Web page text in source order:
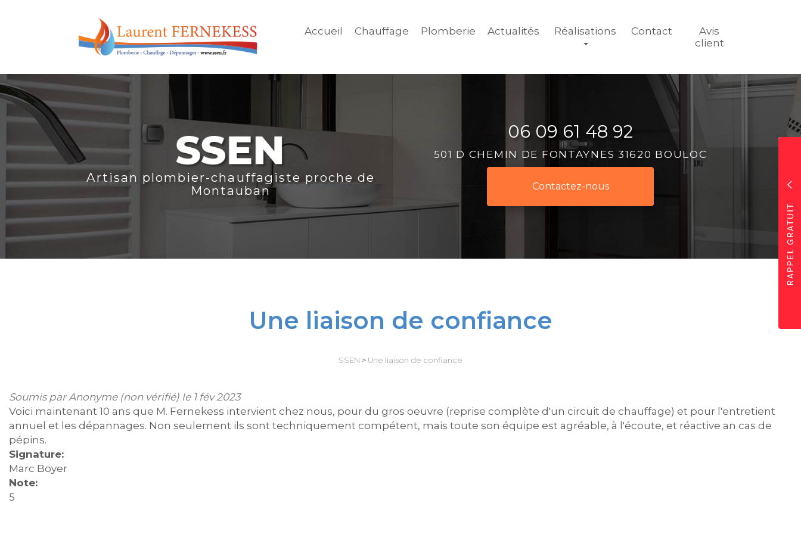
Aller
au
contenu
principal
Accueil Chauffage Plomberie Actualités Réalisations Contact
Avis
client
Artisan plombier-chauffagiste proche de
Montauban
06 09 61 48 92
501 D CHEMIN DE FONTAYNES 31620 BOULOC
Contactez-nous
Une liaison de confiance
SSEN > Une liaison de confiance
Soumis parAnonyme (non vérifié) le 1 fév 2023
Voici maintenant 10 ans que M. Fernekess intervient chez nous, pour du gros oeuvre (reprise complète d'un circuit de chauffage) et pour l'entretient
annuel et les dépannages. Non seulement ils sont techniquement compétent, mais toute son équipe est agréable, à l'écoute, et réactive an cas de
pépins.
Signature:
Marc Boyer
Note:
5